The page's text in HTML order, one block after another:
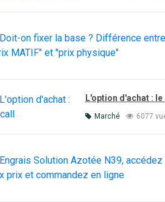
L'option d'achat : le
Marché 6077